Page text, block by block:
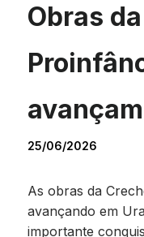
Obras
25/06/2026
As obras da
avançando em
importante